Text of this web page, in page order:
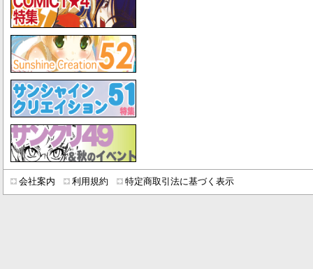
会社案内 利用規約 特定商取引法に基づく表示